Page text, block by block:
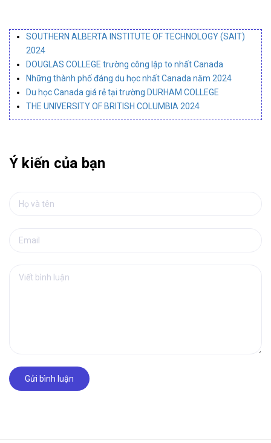
SOUTHERN ALBERTA INSTITUTE OF TECHNOLOGY (SAIT)
2024
DOUGLAS COLLEGE trường công lập to nhất Canada
Những thành phố đáng du học nhất Canada năm 2024
Du học Canada giá rẻ tại trường DURHAM COLLEGE
THE UNIVERSITY OF BRITISH COLUMBIA 2024
Ý kiến của bạn
Gửi bình luận